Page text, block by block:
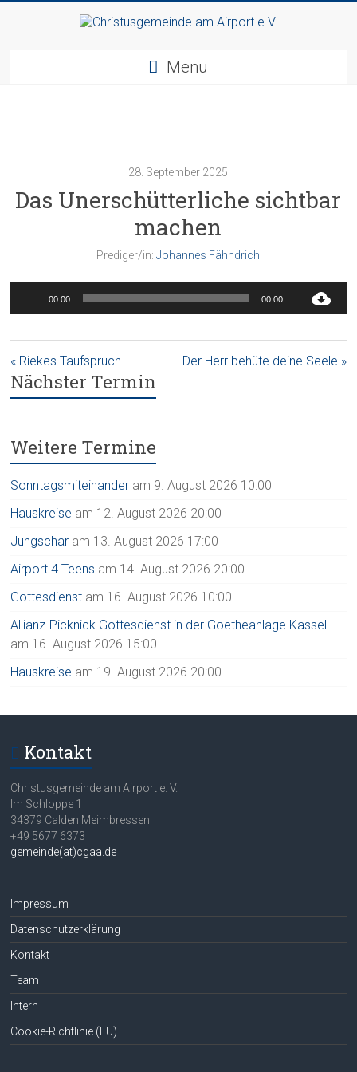
Christusgemeinde
der
Gemeinde
Menü
28. September 2025
Das Unerschütterliche sichtbar
machen
Prediger/in: Johannes Fähndrich
Player
00:00 00:00
« Riekes Taufspruch Der Herr behüte deine Seele »
Nächster Termin
Weitere Termine
Sonntagsmiteinander am 9. August 2026 10:00
Hauskreise am 12. August 2026 20:00
Jungschar am 13. August 2026 17:00
Airport 4 Teens am 14. August 2026 20:00
Gottesdienst am 16. August 2026 10:00
Allianz-Picknick Gottesdienst in der Goetheanlage Kassel
am 16. August 2026 15:00
Hauskreise am 19. August 2026 20:00
Kontakt
Christusgemeinde am Airport e. V.
Im Schloppe 1
34379 Calden Meimbressen
+49 5677 6373
gemeinde(at)cgaa.de
Impressum
Datenschutzerklärung
Kontakt
Team
Intern
Cookie-Richtlinie (EU)